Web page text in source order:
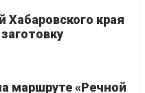
края
маршруте «Речной